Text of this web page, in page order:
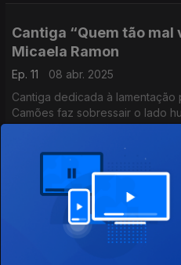
Cantiga “Quem tão mal
Micaela Ramon
Ep. 11
08 abr. 2025
Cantiga dedicada à
Camões faz sobressair o lado
que sofre por amor emitindo
Os Lusíadas, V, 1-5 -
André Gago)
01 abr. 2025
Ao longo d’Os Lusíadas,